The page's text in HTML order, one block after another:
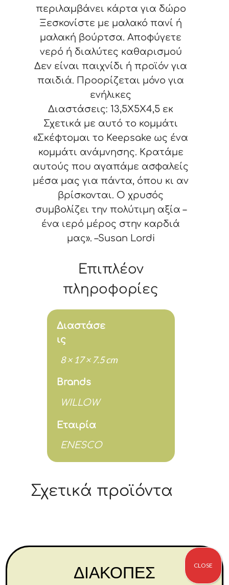
περιλαμβάνει κάρτα για δώρο
Ξεσκονίστε με μαλακό πανί ή
μαλακή βούρτσα. Αποφύγετε
νερό ή διαλύτες καθαρισμού
Δεν είναι παιχνίδι ή προϊόν για
παιδιά. Προορίζεται μόνο για
ενήλικες
Διαστάσεις: 13,5X5X4,5 εκ
Σχετικά με αυτό το κομμάτι
«Σκέφτομαι το Keepsake ως ένα
κομμάτι ανάμνησης. Κρατάμε
αυτούς που αγαπάμε ασφαλείς
μέσα μας για πάντα, όπου κι αν
βρίσκονται. Ο χρυσός
συμβολίζει την πολύτιμη αξία –
ένα ιερό μέρος στην καρδιά
μας». –Susan Lordi
Επιπλέον
πληροφορίες
Διαστάσε
ις
8 × 17 × 7.5 cm
Brands
WILLOW
Εταιρία
ENESCO
Σχετικά προϊόντα
ΔΙΑΚΟΠΕΣ CLOSE